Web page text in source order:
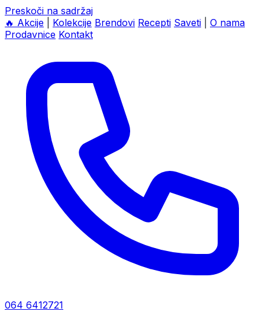
Preskoči na sadržaj
🔥 Akcije Kolekcije Brendovi Recepti Saveti
O nama
Prodavnice Kontakt
064 6412721